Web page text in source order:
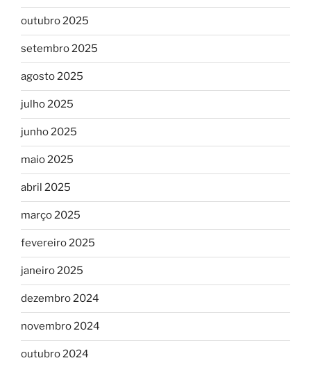
outubro 2025
setembro 2025
agosto 2025
julho 2025
junho 2025
maio 2025
abril 2025
março 2025
fevereiro 2025
janeiro 2025
dezembro 2024
novembro 2024
outubro 2024